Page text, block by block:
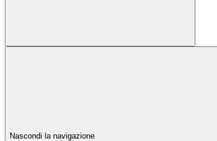
Nascondi la navigazione